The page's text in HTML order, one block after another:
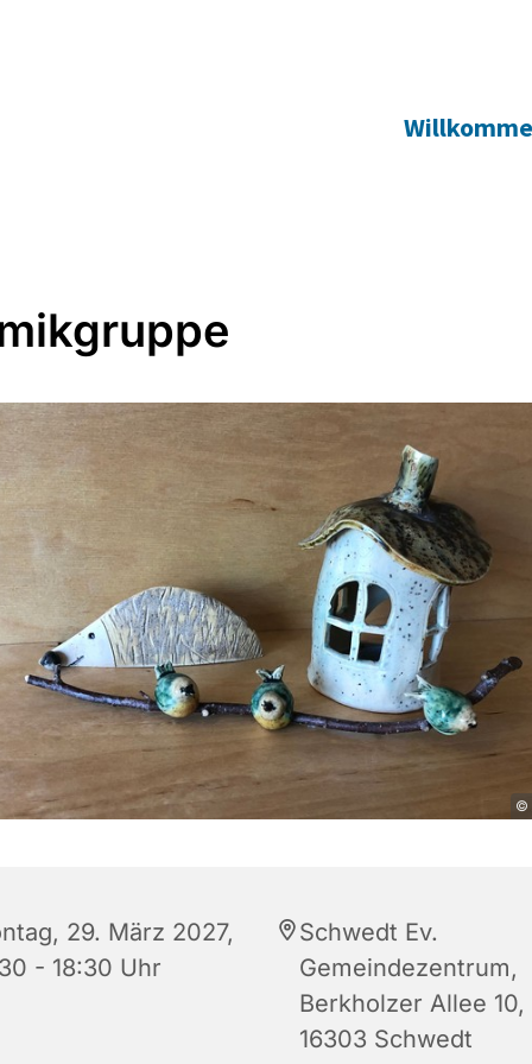
©
29. März 2027,
- 18:30 Uhr
Schwedt Ev.
Gemeindezentrum,
Berkholzer Allee 10,
16303 Schwedt